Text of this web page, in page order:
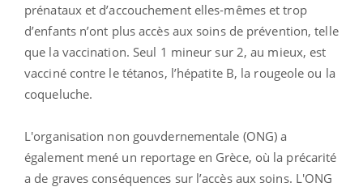
prénataux et d’accouchement elles-mêmes et trop
d’enfants n’ont plus accès aux soins de prévention, telle
que la vaccination. Seul 1 mineur sur 2, au mieux, est
vacciné contre le tétanos, l’hépatite B, la rougeole ou la
coqueluche.
L'organisation non gouvdernementale (ONG) a
également mené un reportage en Grèce, où la précarité
a de graves conséquences sur l’accès aux soins. L'ONG